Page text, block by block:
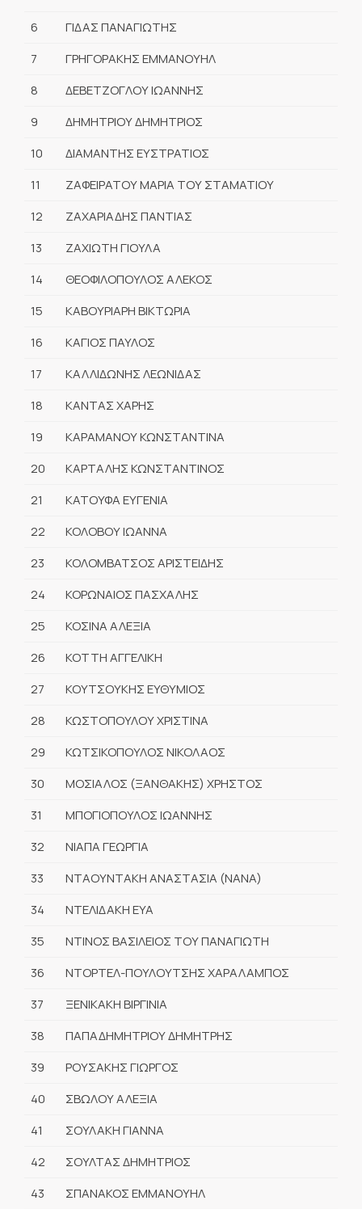
6
ΓΙΔΑΣ ΠΑΝΑΓΙΩΤΗΣ
7
ΓΡΗΓΟΡΑΚΗΣ ΕΜΜΑΝΟΥΗΛ
8
ΔΕΒΕΤΖΟΓΛΟΥ ΙΩΑΝΝΗΣ
9
ΔΗΜΗΤΡΙΟΥ ΔΗΜΗΤΡΙΟΣ
10
ΔΙΑΜΑΝΤΗΣ ΕΥΣΤΡΑΤΙΟΣ
11
ΖΑΦΕΙΡΑΤΟΥ ΜΑΡΙΑ ΤΟΥ ΣΤΑΜΑΤΙΟΥ
12
ΖΑΧΑΡΙΑΔΗΣ ΠΑΝΤΙΑΣ
13
ΖΑΧΙΩΤΗ ΓΙΟΥΛΑ
14
ΘΕΟΦΙΛΟΠΟΥΛΟΣ ΑΛΕΚΟΣ
15
ΚΑΒΟΥΡΙΑΡΗ ΒΙΚΤΩΡΙΑ
16
ΚΑΓΙΟΣ ΠΑΥΛΟΣ
17
ΚΑΛΛΙΔΩΝΗΣ ΛΕΩΝΙΔΑΣ
18
ΚΑΝΤΑΣ ΧΑΡΗΣ
19
ΚΑΡΑΜΑΝΟΥ ΚΩΝΣΤΑΝΤΙΝΑ
20
ΚΑΡΤΑΛΗΣ ΚΩΝΣΤΑΝΤΙΝΟΣ
21
ΚΑΤΟΥΦΑ ΕΥΓΕΝΙΑ
22
ΚΟΛΟΒΟΥ ΙΩΑΝΝΑ
23
ΚΟΛΟΜΒΑΤΣΟΣ ΑΡΙΣΤΕΙΔΗΣ
24
ΚΟΡΩΝΑΙΟΣ ΠΑΣΧΑΛΗΣ
25
ΚΟΣΙΝΑ ΑΛΕΞΙΑ
26
ΚΟΤΤΗ ΑΓΓΕΛΙΚΗ
27
ΚΟΥΤΣΟΥΚΗΣ ΕΥΘΥΜΙΟΣ
28
ΚΩΣΤΟΠΟΥΛΟΥ ΧΡΙΣΤΙΝΑ
29
ΚΩΤΣΙΚΟΠΟΥΛΟΣ ΝΙΚΟΛΑΟΣ
30
ΜΟΣΙΑΛΟΣ (ΞΑΝΘΑΚΗΣ) ΧΡΗΣΤΟΣ
31
ΜΠΟΓΙΟΠΟΥΛΟΣ ΙΩΑΝΝΗΣ
32
ΝΙΑΠΑ ΓΕΩΡΓΙΑ
33
ΝΤΑΟΥΝΤΑΚΗ ΑΝΑΣΤΑΣΙΑ (ΝΑΝΑ)
34
ΝΤΕΛΙΔΑΚΗ ΕΥΑ
35
ΝΤΙΝΟΣ ΒΑΣΙΛΕΙΟΣ ΤΟΥ ΠΑΝΑΓΙΩΤΗ
36
ΝΤΟΡΤΕΛ-ΠΟΥΛΟΥΤΣΗΣ ΧΑΡΑΛΑΜΠΟΣ
37
ΞΕΝΙΚΑΚΗ ΒΙΡΓΙΝΙΑ
38
ΠΑΠΑΔΗΜΗΤΡΙΟΥ ΔΗΜΗΤΡΗΣ
39
ΡΟΥΣΑΚΗΣ ΓΙΩΡΓΟΣ
40
ΣΒΩΛΟΥ ΑΛΕΞΙΑ
41
ΣΟΥΛΑΚΗ ΓΙΑΝΝΑ
42
ΣΟΥΛΤΑΣ ΔΗΜΗΤΡΙΟΣ
43
ΣΠΑΝΑΚΟΣ ΕΜΜΑΝΟΥΗΛ